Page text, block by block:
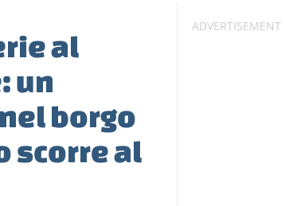
al
un
borgo
scorre al